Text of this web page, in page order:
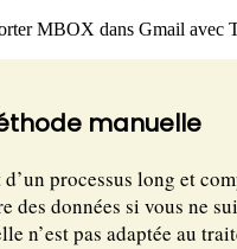
MBOX dans Gmail avec
manuelle
processus long et
des données si vous ne
n’est pas adaptée au